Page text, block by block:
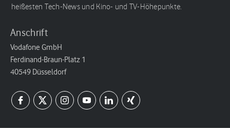
heißesten Tech-News und Kino- und TV-Höhepunkte.
Anschrift
Vodafone GmbH
Ferdinand-Braun-Platz 1
40549 Düsseldorf